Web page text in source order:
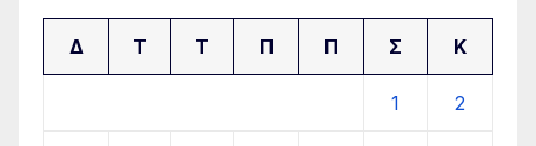
Δ Τ Τ Π Π Σ Κ
1 2